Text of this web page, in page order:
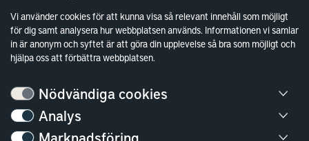
Vi använder cookies för att kunna visa så relevant innehåll som möjligt
för dig samt analysera hur webbplatsen används. Informationen vi samlar
in är anonym och syftet är att göra din upplevelse så bra som möjligt och
hjälpa oss att förbättra webbplatsen.
Nödvändiga cookies
Analys
Finansiella rapporter
Sök fakturamottagare
Hållbarhet